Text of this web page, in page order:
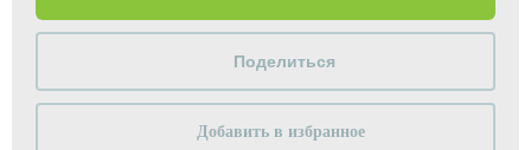
Добавить в избранное